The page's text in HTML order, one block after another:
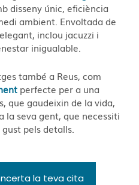
disseny únic, eficiència
ambient. Envoltada de
inclou jacuzzi i
inigualable.
també a Reus, com
perfecte per a una
que gaudeixin de la vida,
la seva gent, que necessiti
pels detalls.
la teva cita